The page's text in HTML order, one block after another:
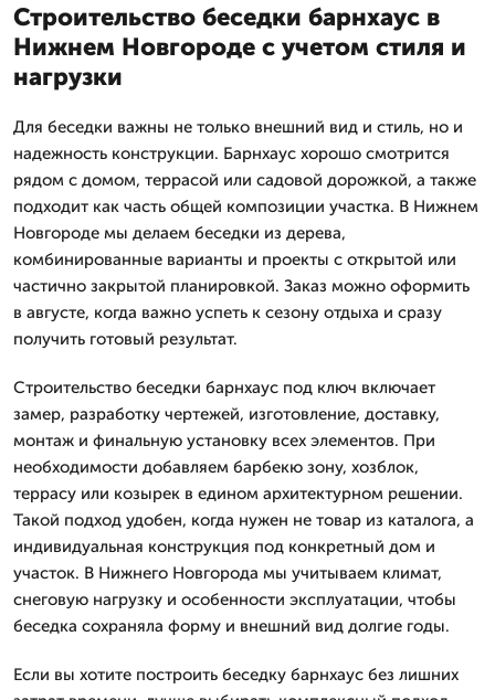
Строительство беседки барнхаус в
Нижнем Новгороде с учетом стиля и
нагрузки
Для беседки важны не только внешний вид и стиль, но и
надежность конструкции. Барнхаус хорошо смотрится
рядом с домом, террасой или садовой дорожкой, а также
подходит как часть общей композиции участка. В Нижнем
Новгороде мы делаем беседки из дерева,
комбинированные варианты и проекты с открытой или
частично закрытой планировкой. Заказ можно оформить
в августе, когда важно успеть к сезону отдыха и сразу
получить готовый результат.
Строительство беседки барнхаус под ключ включает
замер, разработку чертежей, изготовление, доставку,
монтаж и финальную установку всех элементов. При
необходимости добавляем барбекю зону, хозблок,
террасу или козырек в едином архитектурном решении.
Такой подход удобен, когда нужен не товар из каталога, а
индивидуальная конструкция под конкретный дом и
участок. В Нижнего Новгорода мы учитываем климат,
снеговую нагрузку и особенности эксплуатации, чтобы
беседка сохраняла форму и внешний вид долгие годы.
Если вы хотите построить беседку барнхаус без лишних